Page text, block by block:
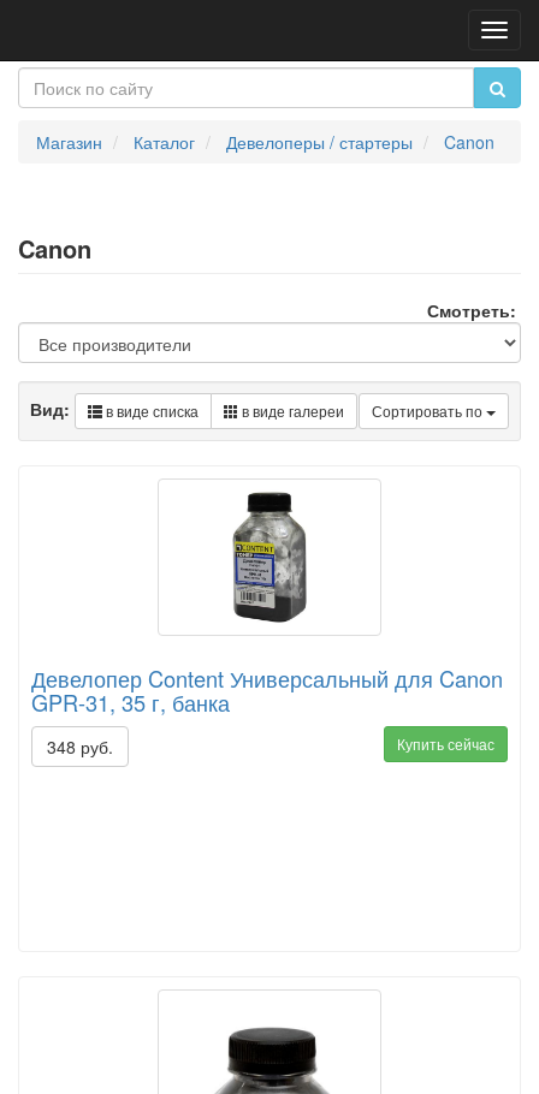
Магазин Каталог Девелоперы / стартеры Canon
Canon
Смотреть:
Сортировать по
Вид: в виде списка в виде галереи
Девелопер Content Универсальный для Canon
GPR-31, 35 г, банка
348 руб. Купить сейчас